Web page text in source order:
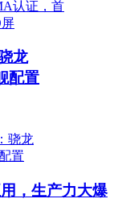
龙
配置
，生产力大爆